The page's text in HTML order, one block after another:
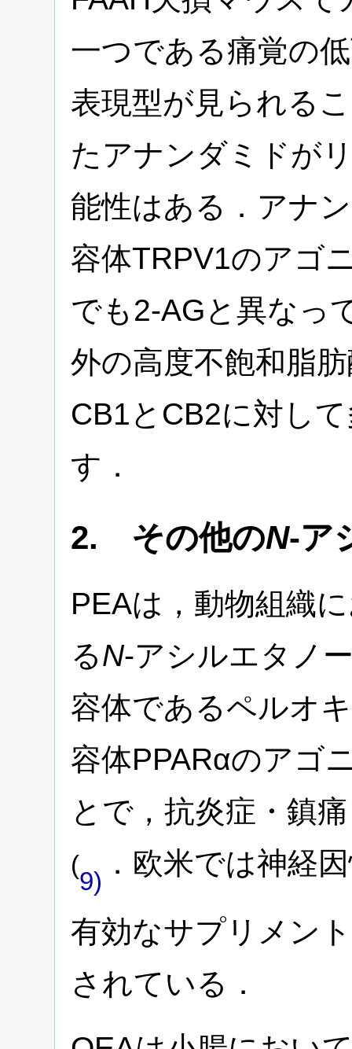
一つである痛覚の
表現型が見られる
たアナンダミドが
能性はある．アナ
容体TRPV1のアゴ
でも2-AGと異なっ
外の高度不飽和脂
CB1とCB2に対し
す．
2. その他のN-ア
PEAは，動物組織
るN-アシルエタノ
容体であるペルオ
容体PPARαのアゴ
とで，抗炎症・鎮
(
9)
．欧米では神経
有効なサプリメン
されている．